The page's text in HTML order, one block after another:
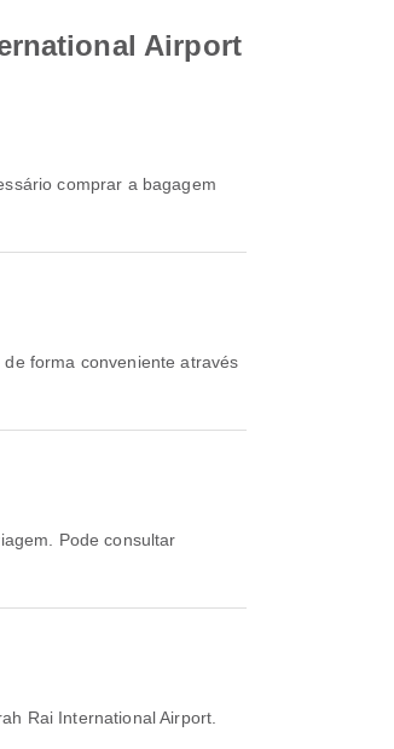
Airport
Rai International Airport.